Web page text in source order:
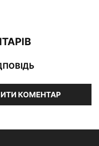
КОМЕНТАР